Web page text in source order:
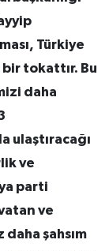
Türkiye
bir tokattır. Bu
daha
ulaştıracağı
ve
parti
ve
daha şahsım